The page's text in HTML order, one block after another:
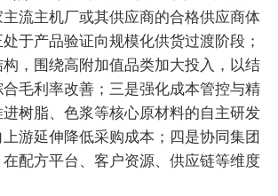
流主机厂或其供应商的合格供应商体
于产品验证向规模化供货过渡阶段；
，围绕高附加值品类加大投入，以结
毛利率改善；三是强化成本管控与精
树脂、色浆等核心原材料的自主研发
游延伸降低采购成本；四是协同集团
配方平台、客户资源、供应链等维度